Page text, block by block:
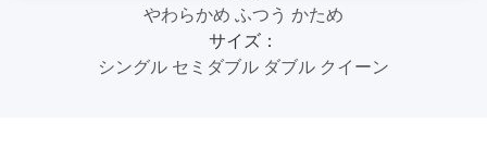
やわらかめ ふつう かため
サイズ：
シングル セミダブル ダブル クイーン